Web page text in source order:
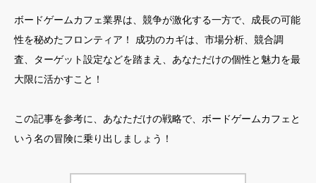
ボードゲームカフェ業界は、競争が激化する一方で、成長の可能
性を秘めたフロンティア！ 成功のカギは、市場分析、競合調
査、ターゲット設定などを踏まえ、あなただけの個性と魅力を最
大限に活かすこと！
この記事を参考に、あなただけの戦略で、ボードゲームカフェと
いう名の冒険に乗り出しましょう！